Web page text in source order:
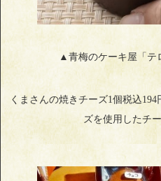
▲青梅のケーキ屋「テ
くまさんの焼きチーズ1個税込
ズを使用したチ